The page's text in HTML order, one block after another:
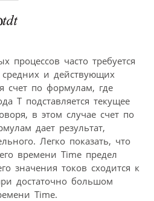
процессов часто требуется
и действующих
счет по формулам, где
Т подставляется текущее
в этом случае счет по
дает результат,
Легко показать, что
времени Time предел
значения токов сходится к
достаточно большом
Time.